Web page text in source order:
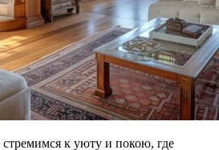
стремимся к уюту и покою, где